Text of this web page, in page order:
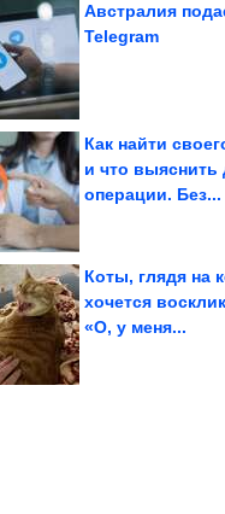
Австралия
Telegram
Готовы всего
огурцы в
Как найти
и что выяснить
операции. Без...
Новый способ
похудения
Коты, глядя на
хочется
«О, у меня...